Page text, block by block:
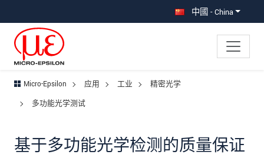
中國 - China
Micro-Epsilon 应用 工业
精密光学
多功能光学测试
基于多功能光学检测的质量保证